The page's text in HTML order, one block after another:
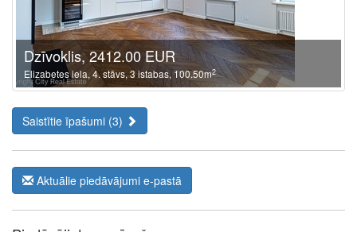
Dzīvoklis, 2412.00 EUR
Elizabetes iela, 4. stāvs, 3 istabas, 100.50m2
Saistītie īpašumi (3)
Aktuālie piedāvājumi e-pastā